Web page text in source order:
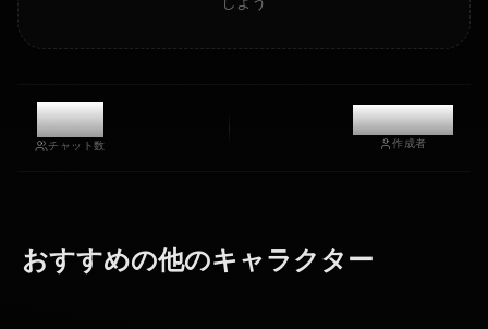
11.9k
チャット数
@kanashi
作成者
おすすめの他のキャラクター
七星 静香
アス・グレイ
リーリャ・グ